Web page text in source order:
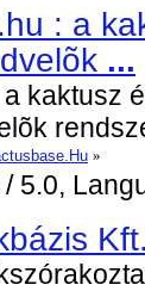
: a
...
kaktusz
»
/ 5.0,